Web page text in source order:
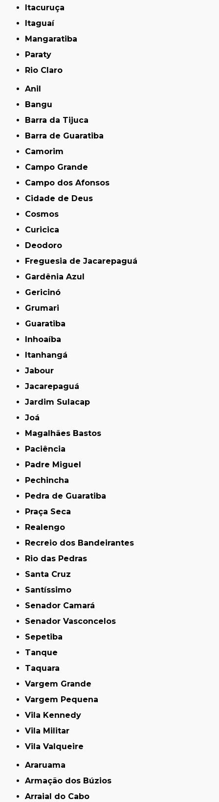
Itacuruça
Itaguaí
Mangaratiba
Paraty
Rio Claro
Anil
Bangu
Barra da Tijuca
Barra de Guaratiba
Camorim
Campo Grande
Campo dos Afonsos
Cidade de Deus
Cosmos
Curicica
Deodoro
Freguesia de Jacarepaguá
Gardênia Azul
Gericinó
Grumari
Guaratiba
Inhoaíba
Itanhangá
Jabour
Jacarepaguá
Jardim Sulacap
Joá
Magalhães Bastos
Paciência
Padre Miguel
Pechincha
Pedra de Guaratiba
Praça Seca
Realengo
Recreio dos Bandeirantes
Rio das Pedras
Santa Cruz
Santíssimo
Senador Camará
Senador Vasconcelos
Sepetiba
Tanque
Taquara
Vargem Grande
Vargem Pequena
Vila Kennedy
Vila Militar
Vila Valqueire
Araruama
Armação dos Búzios
Arraial do Cabo